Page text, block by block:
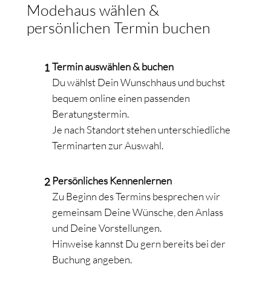
Modehaus wählen &
persönlichen Termin buchen
Termin auswählen & buchen
Du wählst Dein Wunschhaus und buchst
bequem online einen passenden
Beratungstermin.
Je nach Standort stehen unterschiedliche
Terminarten zur Auswahl.
Persönliches Kennenlernen
Zu Beginn des Termins besprechen wir
gemeinsam Deine Wünsche, den Anlass
und Deine Vorstellungen.
Hinweise kannst Du gern bereits bei der
Buchung angeben.